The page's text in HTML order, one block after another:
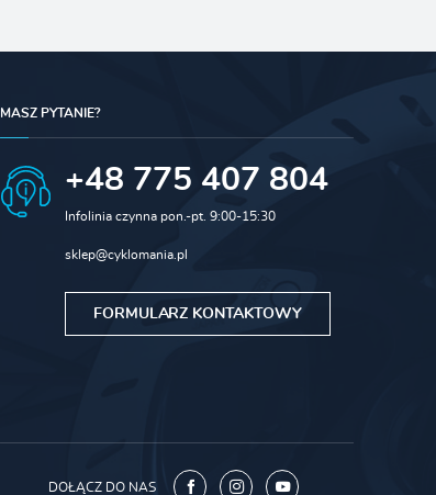
MASZ PYTANIE?
+48 775 407 804
Infolinia czynna pon.-pt. 9:00-15:30
sklep@cyklomania.pl
FORMULARZ KONTAKTOWY
DOŁĄCZ DO NAS